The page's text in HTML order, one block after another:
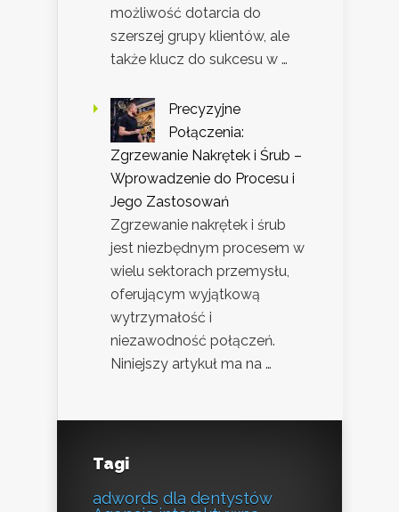
możliwość dotarcia do
szerszej grupy klientów, ale
także klucz do sukcesu w …
Precyzyjne
Połączenia:
Zgrzewanie Nakrętek i Śrub –
Wprowadzenie do Procesu i
Jego Zastosowań
Zgrzewanie nakrętek i śrub
jest niezbędnym procesem w
wielu sektorach przemysłu,
oferującym wyjątkową
wytrzymałość i
niezawodność połączeń.
Niniejszy artykuł ma na …
Tagi
adwords dla dentystów